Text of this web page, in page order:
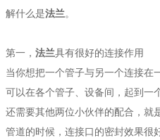
解什么是法兰。
第一， 法兰具有很好的连接作用
当你想把一个管子与另一个连接在
可以在各个管子、设备间，起到一
还需要其他两位小伙伴的配合，就
管道的时候，连接口的密封效果很